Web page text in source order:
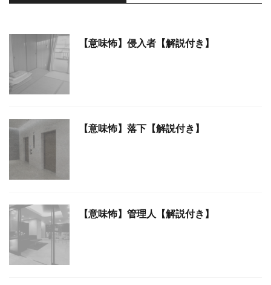
【意味怖】侵入者【解説付き】
【意味怖】落下【解説付き】
【意味怖】管理人【解説付き】